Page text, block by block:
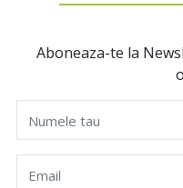
Aboneaza-te la
Numele tau
Email